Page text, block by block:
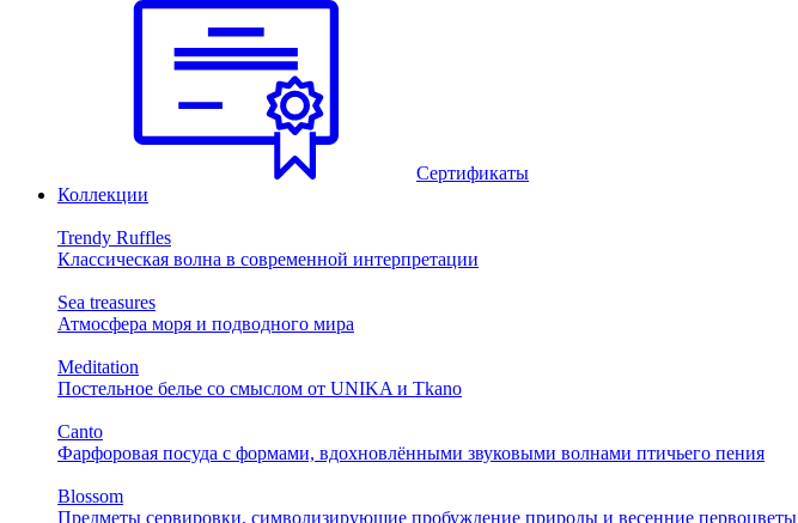
Сертификаты
Коллекции
Trendy Ruffles
Классическая волна в современной интерпретации
Sea treasures
Атмосфера моря и подводного мира
Meditation
Постельное белье со смыслом от UNIKA и Tkano
Canto
Фарфоровая посуда с формами, вдохновлёнными звуковыми волнами птичьего пения
Blossom
Предметы сервировки, символизирующие пробуждение природы и весенние первоцветы